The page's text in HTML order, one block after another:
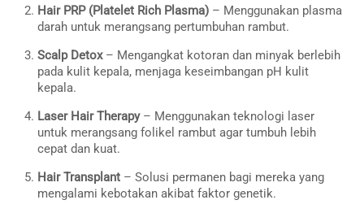
Hair PRP (Platelet Rich Plasma) – Menggunakan plasma
darah untuk merangsang pertumbuhan rambut.
Scalp Detox– Mengangkat kotoran dan minyak berlebih
pada kulit kepala, menjaga keseimbangan pH kulit
kepala.
Laser Hair Therapy– Menggunakan teknologi laser
untuk merangsang folikel rambut agar tumbuh lebih
cepat dan kuat.
Hair Transplant – Solusi permanen bagi mereka yang
mengalami kebotakan akibat faktor genetik.